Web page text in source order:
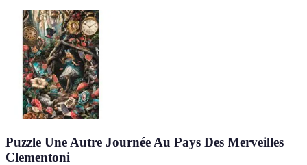
Puzzle Une Autre Journée Au Pays Des Merveilles
Clementoni